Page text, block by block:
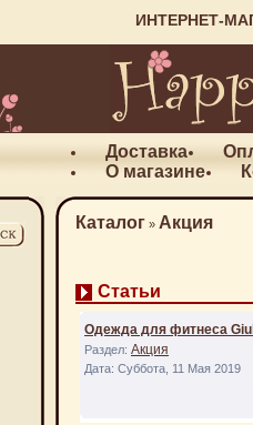
ИНТЕРНЕТ-
Доставка
О магазине
Каталог » Акция
Статьи
Одежда для фитнеса
Раздел: Акция
Дата: Суббота, 11 Мая 2019